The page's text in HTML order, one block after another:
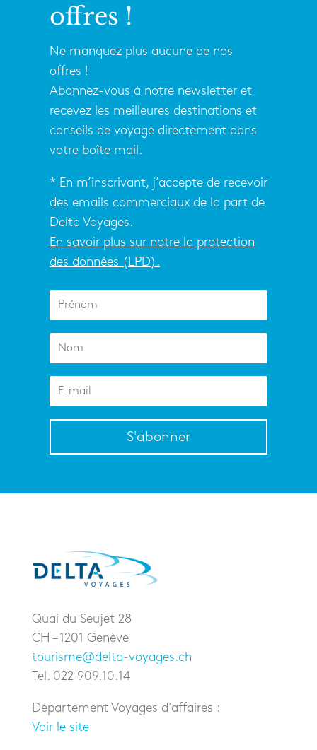
offres !
Ne manquez plus aucune de nos
offres !
Abonnez-vous à notre newsletter et
recevez les meilleures destinations et
conseils de voyage directement dans
votre boîte mail.
* En m’inscrivant, j’accepte de recevoir
des emails commerciaux de la part de
Delta Voyages.
En savoir plus sur notre la protection
des données (LPD).
S'abonner
Quai du Seujet 28
CH – 1201 Genève
tourisme@delta-voyages.ch
Tel. 022 909.10.14
Département Voyages d’affaires :
Voir le site